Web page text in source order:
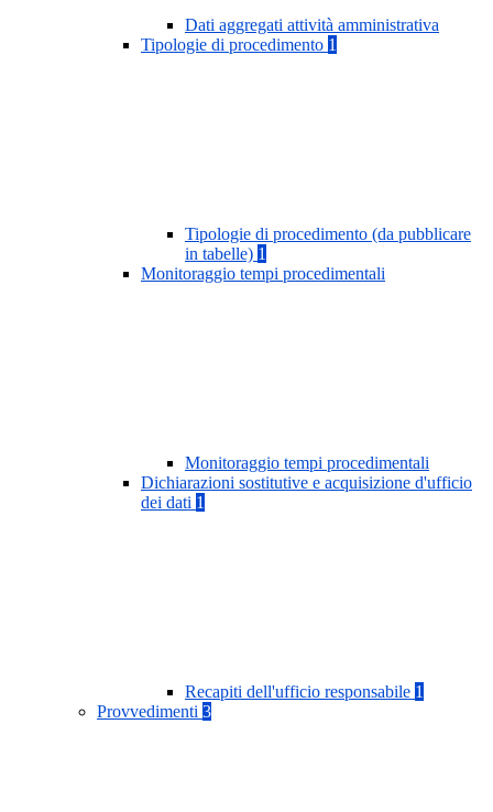
Dati aggregati attività amministrativa
Tipologie di procedimento 1
Tipologie di procedimento (da pubblicare
in tabelle) 1
Monitoraggio tempi procedimentali
Monitoraggio tempi procedimentali
Dichiarazioni sostitutive e acquisizione d'ufficio
dei dati 1
Recapiti dell'ufficio responsabile 1
Provvedimenti 3